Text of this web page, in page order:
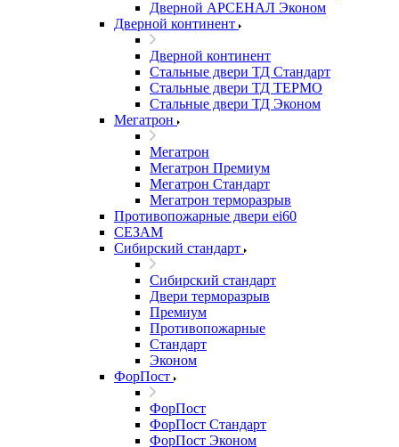
Дверной АРСЕНАЛ Эконом
Дверной континент
Дверной континент
Стальные двери ТД Стандарт
Стальные двери ТД ТЕРМО
Стальные двери ТД Эконом
Мегатрон
Мегатрон
Мегатрон Премиум
Мегатрон Стандарт
Мегатрон терморазрыв
Противопожарные двери ei60
СЕЗАМ
Сибирский стандарт
Сибирский стандарт
Двери терморазрыв
Премиум
Противопожарные
Стандарт
Эконом
ФорПост
ФорПост
ФорПост Стандарт
ФорПост Эконом